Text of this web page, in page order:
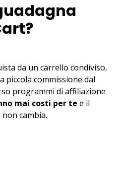
da un carrello condiviso,
piccola commissione dal
programmi di affiliazione
mai costi per te e il
cambia.